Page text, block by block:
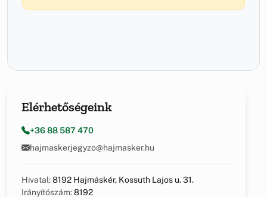
Elérhetőségeink
+36 88 587 470
hajmaskerjegyzo@hajmasker.hu
Hivatal:8192 Hajmáskér, Kossuth Lajos u. 31.
Irányítószám:8192